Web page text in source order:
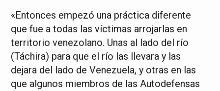
«Entonces empezó una práctica diferente
que fue a todas las víctimas arrojarlas en
territorio venezolano. Unas al lado del río
(Táchira) para que el río las llevara y las
dejara del lado de Venezuela, y otras en las
que algunos miembros de las Autodefensas